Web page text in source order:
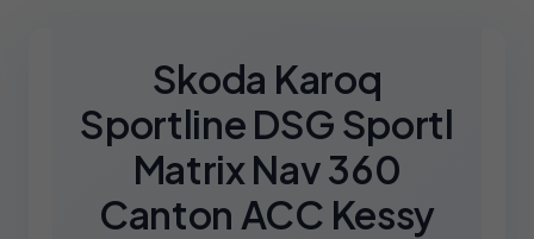
Skoda Karoq
Sportline DSG Sportl
Matrix Nav 360
Canton ACC Kessy